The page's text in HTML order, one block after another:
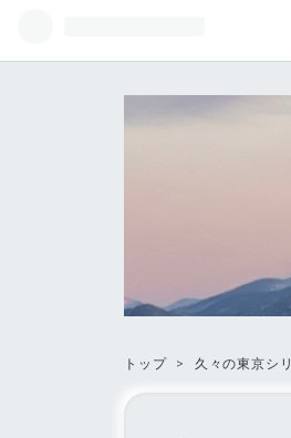
トップ > 久々の東京シ